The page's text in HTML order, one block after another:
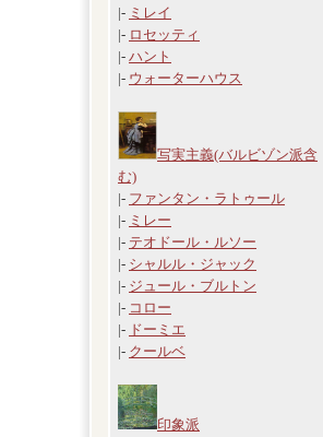
|- ミレイ
|- ロセッティ
|- ハント
|- ウォーターハウス
写実主義(バルビゾン派含
む)
|- ファンタン・ラトゥール
|- ミレー
|- テオドール・ルソー
|- シャルル・ジャック
|- ジュール・ブルトン
|- コロー
|- ドーミエ
|- クールベ
印象派